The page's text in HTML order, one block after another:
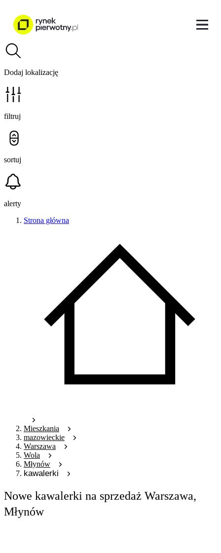
Dodaj lokalizację
filtruj
sortuj
alerty
Strona główna
Mieszkania
mazowieckie
Warszawa
Wola
Młynów
kawalerki
Nowe kawalerki na sprzedaż Warszawa,
Młynów